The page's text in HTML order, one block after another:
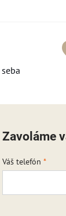
Zavoláme
Váš telefón*